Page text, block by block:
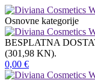
Osnovne kategorije
BESPLATNA
(301,98 KN).
0,00 €